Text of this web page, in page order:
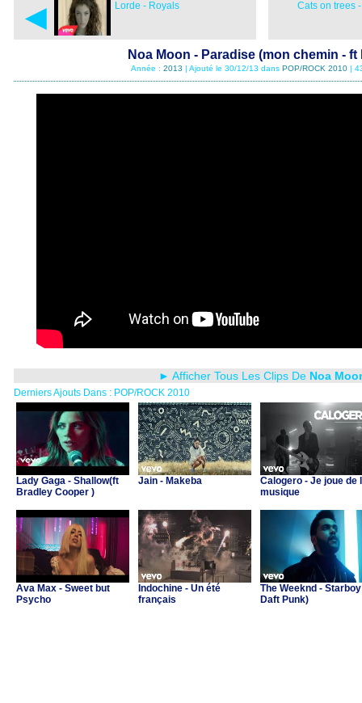
◄ Lorde - Royals Cats on trees
Noa Moon - Paradise (mon chemin - ft
Année : 2013 | Ajouté le 30/12/13 dans POP/ROCK 2010|
► Afficher Tous Les Clips De Noa
Derniers Ajouts Dans : POP/ROCK 2010
Lady Gaga - Shallow(ft
Bradley Cooper )
Jain - Makeba
Calogero - Je joue de
musique
Ava Max - Sweet but
Psycho
Indochine - Un été
français
The Weeknd -
Daft Punk)